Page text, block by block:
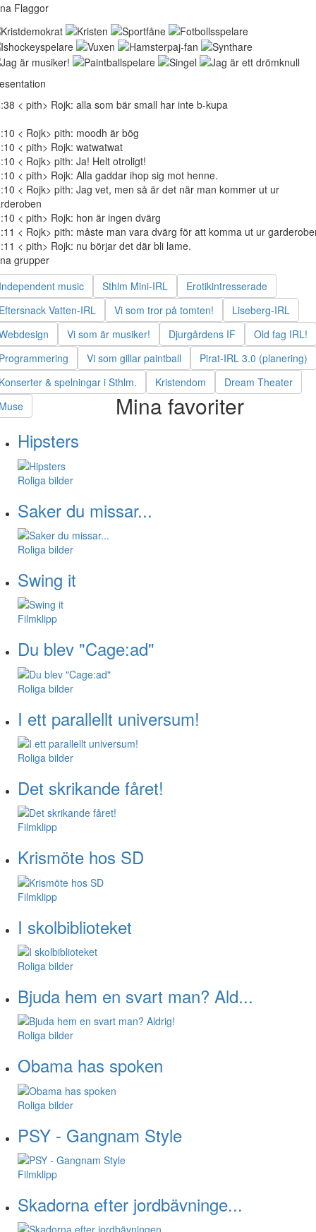
Flaggor
< pith> Rojk: alla som bär small har inte b-kupa
< Rojk> pith: moodh är bög
< pith> Rojk: watwatwat
< Rojk> pith: Ja! Helt otroligt!
< pith> Rojk: Alla gaddar ihop sig mot henne.
< Rojk> pith: Jag vet, men så är det när man kommer ut ur
< pith> Rojk: hon är ingen dvärg
< Rojk> pith: måste man vara dvärg för att komma ut ur
< pith> Rojk: nu börjar det där bli lame.
grupper
music
Sthlm Mini-IRL
Erotikintresserade
Vatten-IRL
Vi som tror på tomten!
Liseberg-IRL
Vi som är musiker! Djurgårdens IF
Old fag IRL!
Vi som gillar paintball
Pirat-IRL 3.0 (planering)
& spelningar i Sthlm.
Kristendom
Dream Theater
Mina favoriter
Hipsters
Roliga bilder
Saker du missar...
Roliga bilder
Swing it
Filmklipp
Du blev "Cage:ad"
Roliga bilder
I ett parallellt universum!
Roliga bilder
Det skrikande fåret!
Filmklipp
Krismöte hos SD
Filmklipp
I skolbiblioteket
Roliga bilder
Bjuda hem en svart man? Ald...
Roliga bilder
Obama has spoken
Roliga bilder
PSY - Gangnam Style
Filmklipp
Skadorna efter jordbävninge...